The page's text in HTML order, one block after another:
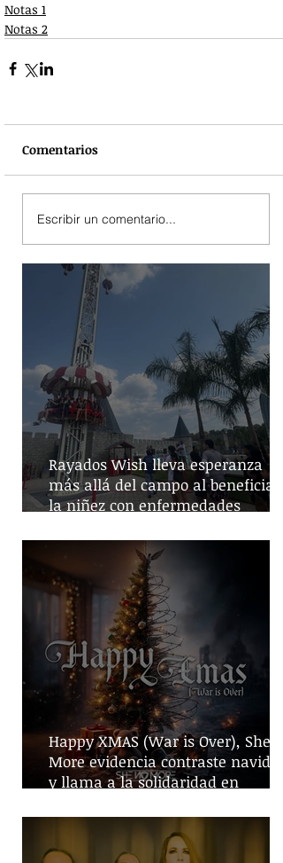
Notas 1
Notas 2
Comentarios
Escribir un comentario...
Rayados Wish lleva esperanza
más allá del campo al beneficiar a
la niñez con enfermedades
Happy XMAS (War is Over), She
More evidencia contraste
y llama a la solidaridad en